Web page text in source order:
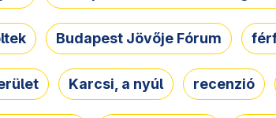
Budapest Jövője Fórum
Karcsi, a nyúl recenzió